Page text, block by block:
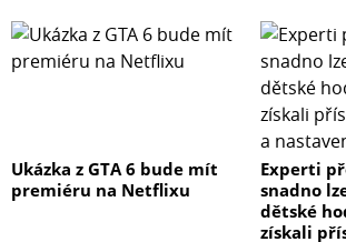
Ukázka z GTA 6 bude mít
premiéru na Netflixu
Experti
snadno
dětské
získali